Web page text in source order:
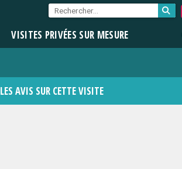
VISITES PRIVÉES SUR MESURE
LES AVIS SUR CETTE VISITE